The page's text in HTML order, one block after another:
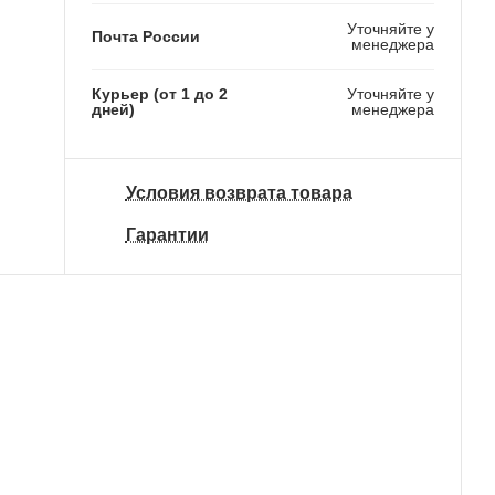
Почта России
Уточняйте у
менеджера
Курьер (от 1 до 2
дней)
Уточняйте у
менеджера
Условия возврата товара
Гарантии